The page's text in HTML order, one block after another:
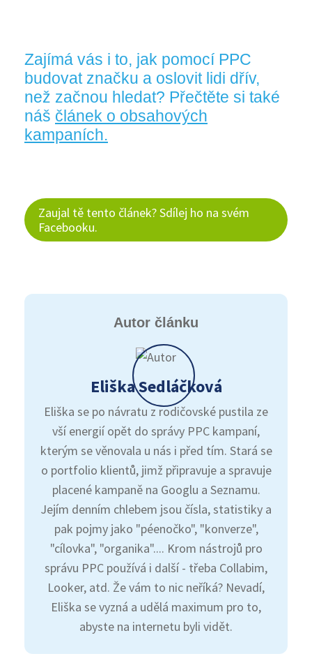
Zajímá vás i to, jak pomocí PPC
budovat značku a oslovit lidi dřív,
než začnou hledat? Přečtěte si také
náš článek o obsahových
kampaních.
Zaujal tě tento článek? Sdílej ho na svém
Facebooku.
Autor článku
Eliška Sedláčková
Eliška se po návratu z rodičovské pustila ze
vší energií opět do správy PPC kampaní,
kterým se věnovala u nás i před tím. Stará se
o portfolio klientů, jimž připravuje a spravuje
placené kampaně na Googlu a Seznamu.
Jejím denním chlebem jsou čísla, statistiky a
pak pojmy jako "péenočko", "konverze",
"cílovka", "organika".... Krom nástrojů pro
správu PPC používá i další - třeba Collabim,
Looker, atd. Že vám to nic neříká? Nevadí,
Eliška se vyzná a udělá maximum pro to,
abyste na internetu byli vidět.